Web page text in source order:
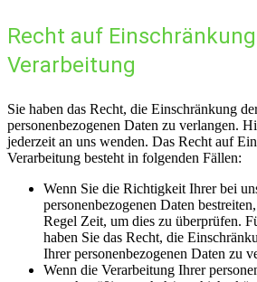
Recht auf
Verarbeitung
Sie haben das Recht, die Einschränkung
personenbezogenen Daten zu verlangen.
jederzeit an uns wenden. Das Recht auf
Verarbeitung besteht in folgenden Fällen:
Wenn Sie die Richtigkeit Ihrer bei
personenbezogenen Daten
Regel Zeit, um dies zu überprüfen.
haben Sie das Recht, die
Ihrer personenbezogenen Daten zu
Wenn die Verarbeitung Ihrer